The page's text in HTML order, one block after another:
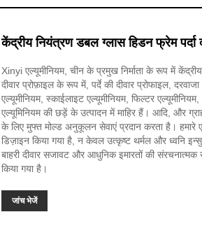
केंद्रीय नियंत्रण डबल ग्लास हिडन फ्रेम पर्दा
Xinyi एल्यूमीनियम, चीन के प्रमुख निर्माता के रूप में
दीवार प्रोफ़ाइल के रूप में, पर्दे की दीवार प्रोफाइल,
एल्यूमीनियम, स्काईलाइट एल्यूमीनियम, फिल्टर
एल्यूमिनियम की छड़ें के उत्पादन में माहिर हैं। आदि, और
के लिए मुफ्त मोल्ड अनुकूलन सेवाएं प्रदान करता है। हमारे
डिज़ाइन किया गया है, न केवल उत्कृष्ट थर्मल और ध्वनि
बाहरी दीवार सजावट और आधुनिक इमारतों की
किया गया है।
जांच भेजें